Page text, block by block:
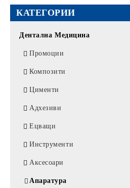
КАТЕГОРИИ
Дентална Медицина
Промоции
Композити
Цименти
Адхезиви
Ецващи
Инструменти
Аксесоари
Апаратура